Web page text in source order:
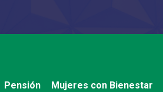
Pensión Mujeres con Bienestar